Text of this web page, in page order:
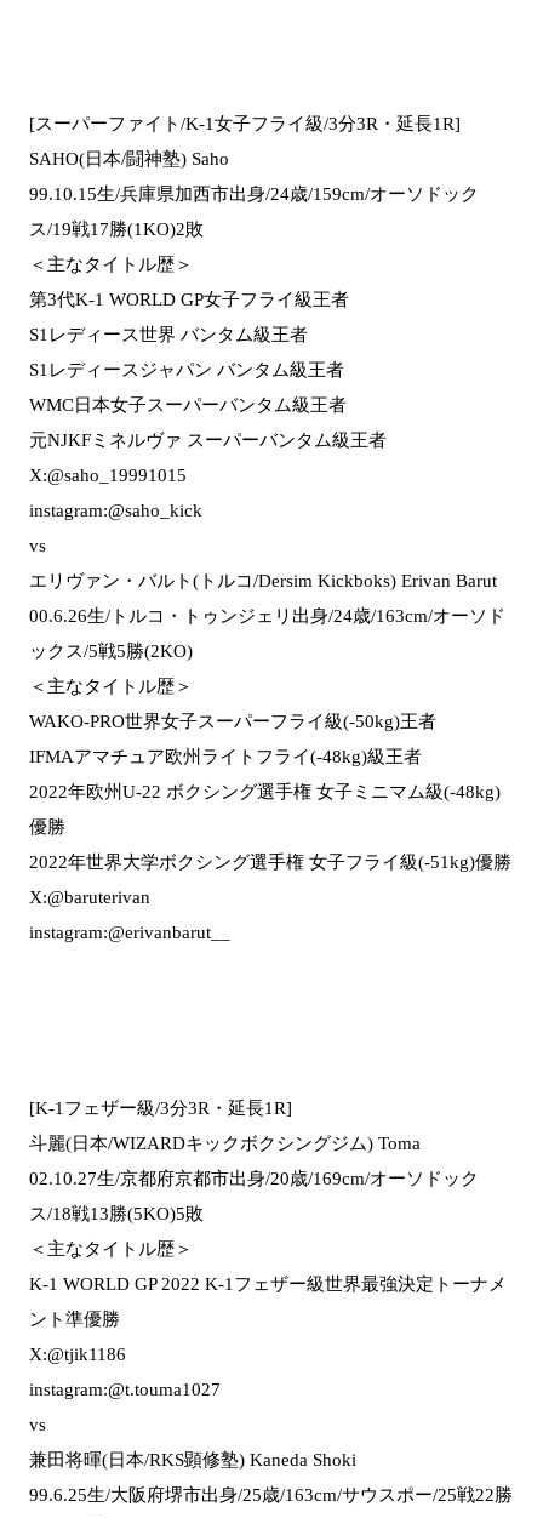
[スーパーファイト/K-1女子フライ級/3分3R・延長1R]
SAHO(日本/闘神塾) Saho
99.10.15生/兵庫県加西市出身/24歳/159cm/オーソドック
ス/19戦17勝(1KO)2敗
＜主なタイトル歴＞
第3代K-1 WORLD GP女子フライ級王者
S1レディース世界 バンタム級王者
S1レディースジャパン バンタム級王者
WMC日本女子スーパーバンタム級王者
元NJKFミネルヴァ スーパーバンタム級王者
X:@saho_19991015
instagram:@saho_kick
vs
エリヴァン・バルト(トルコ/Dersim Kickboks) Erivan Barut
00.6.26生/トルコ・トゥンジェリ出身/24歳/163cm/オーソド
ックス/5戦5勝(2KO)
＜主なタイトル歴＞
WAKO-PRO世界女子スーパーフライ級(-50kg)王者
IFMAアマチュア欧州ライトフライ(-48kg)級王者
2022年欧州U-22 ボクシング選手権 女子ミニマム級(-48kg)
優勝
2022年世界大学ボクシング選手権 女子フライ級(-51kg)優勝
X:@baruterivan
instagram:@erivanbarut__
[K-1フェザー級/3分3R・延長1R]
斗麗(日本/WIZARDキックボクシングジム) Toma
02.10.27生/京都府京都市出身/20歳/169cm/オーソドック
ス/18戦13勝(5KO)5敗
＜主なタイトル歴＞
K-1 WORLD GP 2022 K-1フェザー級世界最強決定トーナメ
ント準優勝
X:@tjik1186
instagram:@t.touma1027
vs
兼田将暉(日本/RKS顕修塾) Kaneda Shoki
99.6.25生/大阪府堺市出身/25歳/163cm/サウスポー/25戦22勝